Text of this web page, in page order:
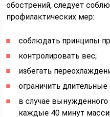
обострений, следует
профилактических мер:
соблюдать принципы
контролировать вес;
избегать
ограничить
в случае
каждые 40 минут